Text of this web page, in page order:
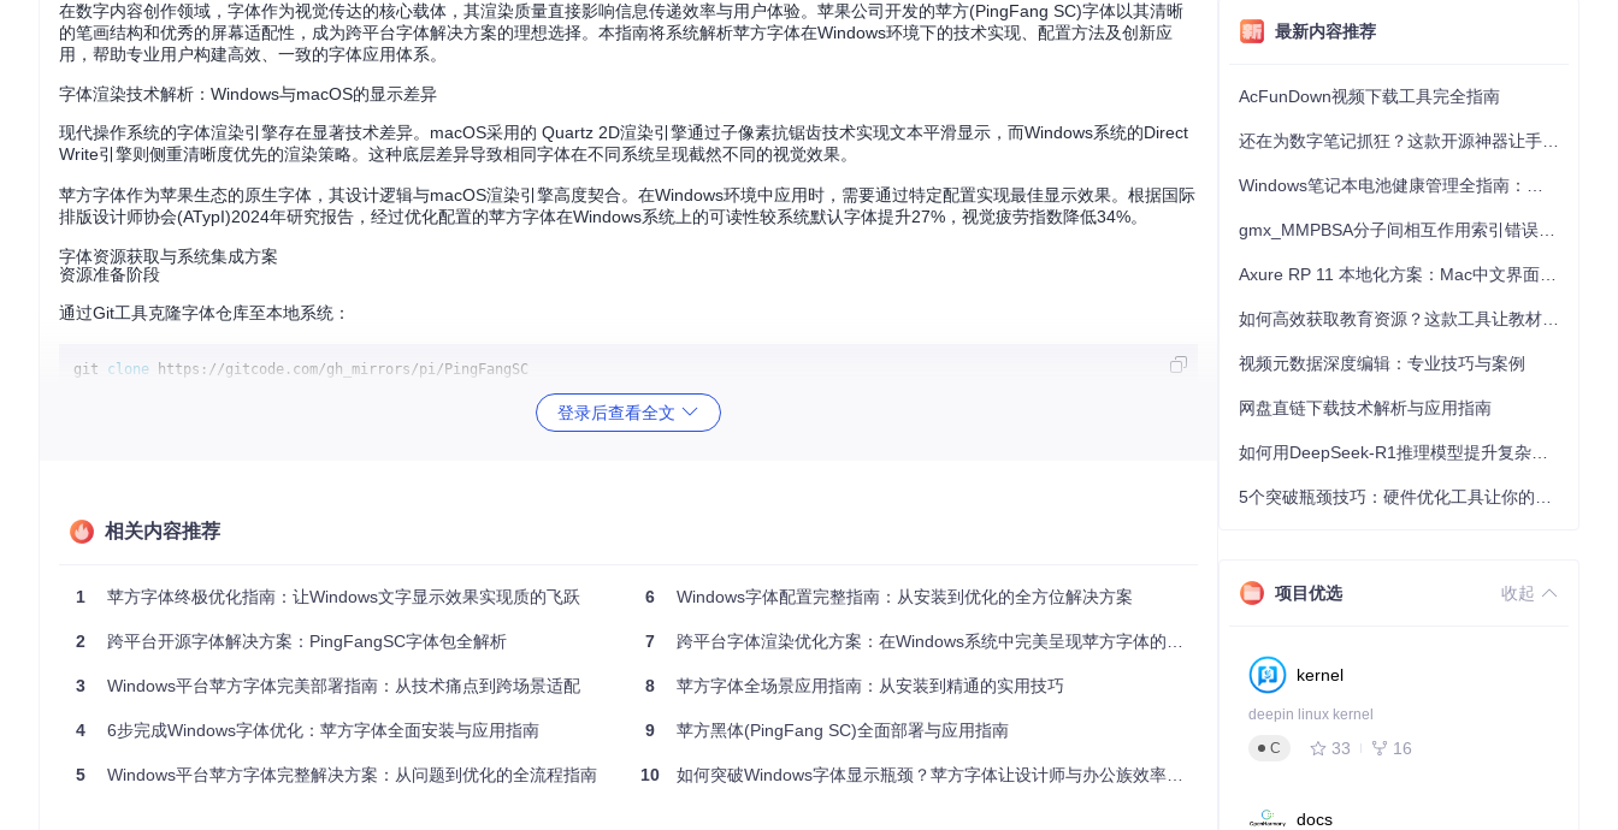
在数字内容创作领域，字体作为视觉传达的核心载体，其渲染质量直接影响信息传递效率与用户体验。苹果公司开发的苹方(PingFang SC)字体以其清晰
的笔画结构和优秀的屏幕适配性，成为跨平台字体解决方案的理想选择。本指南将系统解析苹方字体在Windows环境下的技术实现、配置方法及创新应
用，帮助专业用户构建高效、一致的字体应用体系。
字体渲染技术解析：Windows与macOS的显示差异
现代操作系统的字体渲染引擎存在显著技术差异。macOS采用的 Quartz 2D渲染引擎通过子像素抗锯齿技术实现文本平滑显示，而Windows系统的Direct
Write引擎则侧重清晰度优先的渲染策略。这种底层差异导致相同字体在不同系统呈现截然不同的视觉效果。
苹方字体作为苹果生态的原生字体，其设计逻辑与macOS渲染引擎高度契合。在Windows环境中应用时，需要通过特定配置实现最佳显示效果。根据国际
排版设计师协会(ATypI)2024年研究报告，经过优化配置的苹方字体在Windows系统上的可读性较系统默认字体提升27%，视觉疲劳指数降低34%。
字体资源获取与系统集成方案
资源准备阶段
通过Git工具克隆字体仓库至本地系统：
git clone
仓库包含两种主流字体格式：TrueType(TTF)适用于系统级安装，Web Open Font Format 2.0(WOFF2)针对网页应用优化，后者较TTF格式文件体积减
系统全局部署（适用于办公软件、桌面应用）
执行批量安装命令（管理员权限）：for %f in (*.ttf) do @fontutil -install "%f"
"fontFamily": "PingFangSC",
"weights"
["Ultralight", "Thin" , "Light", "Regular", "Medium" "Semibold"]
登录后查看全文
相关内容推荐
1 苹方字体终极优化指南：让Windows文字显示效果实现质的飞跃
2 跨平台开源字体解决方案：PingFangSC字体包全解析
3 Windows平台苹方字体完美部署指南：从技术痛点到跨场景适配
4 6步完成Windows字体优化：苹方字体全面安装与应用指南
5 Windows平台苹方字体完整解决方案：从问题到优化的全流程指南
6 Windows字体配置完整指南：从安装到优化的全方位解决方案
7 跨平台字体渲染优化方案：在Windows系统中完美呈现苹方字体的技术指南
8 苹方字体全场景应用指南：从安装到精通的实用技巧
9 苹方黑体(PingFang SC)全面部署与应用指南
10 如何突破Windows字体显示瓶颈？苹方字体让设计师与办公族效率提升40%
最新内容推荐
AcFunDown视频下载工具完全指南
视频元数据深度编辑：专业技巧与案例
网盘直链下载技术解析与应用指南
项目优选 收起
kernel
deepin linux kernel
C
33 16
docs